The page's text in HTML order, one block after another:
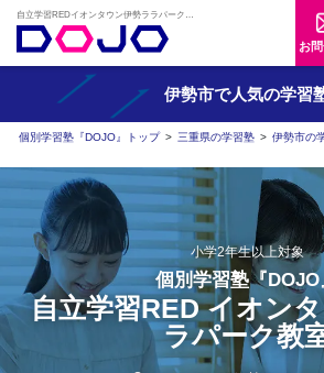
お
伊勢市で人気の学習
個別学習塾『DOJO』トップ > 三重県の学習塾 > 伊勢市の
小学2年生以上対象
個別学習塾『DOJO
自立学習RED イオン
ラパーク教